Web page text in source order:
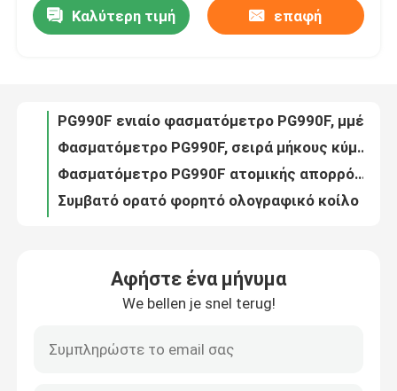
Μας ελάτε σε επαφή με
Ζητήστε ένα απόσπασμα
Spectrophotometer ατομικής απορρόφησης
Καλύτερη τιμή επαφή
Φασματόμετρο PG990F ατομικής απορρόφησης φλογών με Monochromator CT
Συμβατό ορατό φορητό ολογραφικό κοίλο κιγκλίδωμα επίπεδος-τομέων φασματομέτρων C30
C30M γρήγορο φορητό φασματόμετρο ανάλυσης νερού ανίχνευσης με CCD και 2GB μνήμη
Διπλό Spectrophotometer ακτίνων T80+ με τοπικός & UV κερδίζει τον έλεγχο λογισμικού
T90+ διπλό Spectrophotometer ακτίνων με τη φωτομετρική σειρά -4.0-4.0Abs & του υψηλού ψηφίσματος
Αφήστε ένα μήνυμα
We bellen je snel terug!